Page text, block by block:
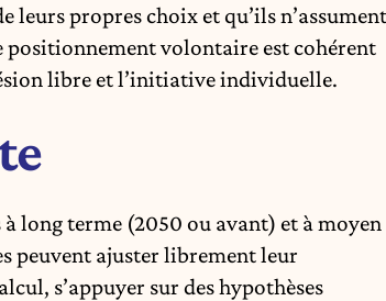
leurs propres choix et qu’ils n’assument
positionnement volontaire est cohérent
libre et l’initiative individuelle.
long terme (2050 ou avant) et à moyen
peuvent ajuster librement leur
s’appuyer sur des hypothèses